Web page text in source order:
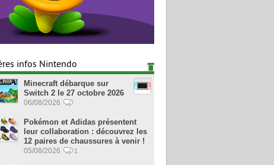
infos Nintendo
Minecraft débarque sur
Switch 2 le 27 octobre 2026
06/08/2026
Pokémon et Adidas présentent
leur collaboration : découvrez les
12 paires de chaussures à venir !
05/08/2026 1